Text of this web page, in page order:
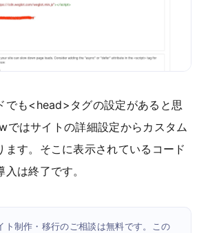
でも<head>タグの設定があると思
ではサイトの詳細設定からカスタム
ます。そこに表示されているコード
は終了です。
ト制作・移行のご相談は無料です。この